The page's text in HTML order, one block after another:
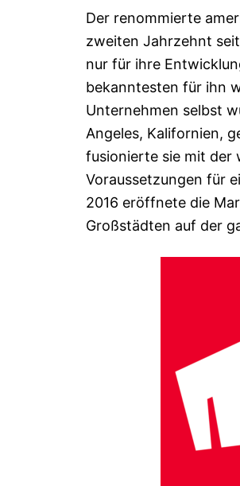
Der renommierte
zweiten Jahrzehnt
nur für ihre
bekanntesten für ihn
Unternehmen selbst
Angeles, Kalifornien,
fusionierte sie mit der
Voraussetzungen für
2016 eröffnete die
Großstädten auf der